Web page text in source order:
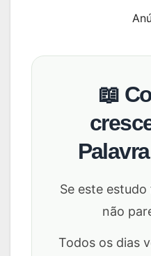
📖
Se este
não
Todos os dias